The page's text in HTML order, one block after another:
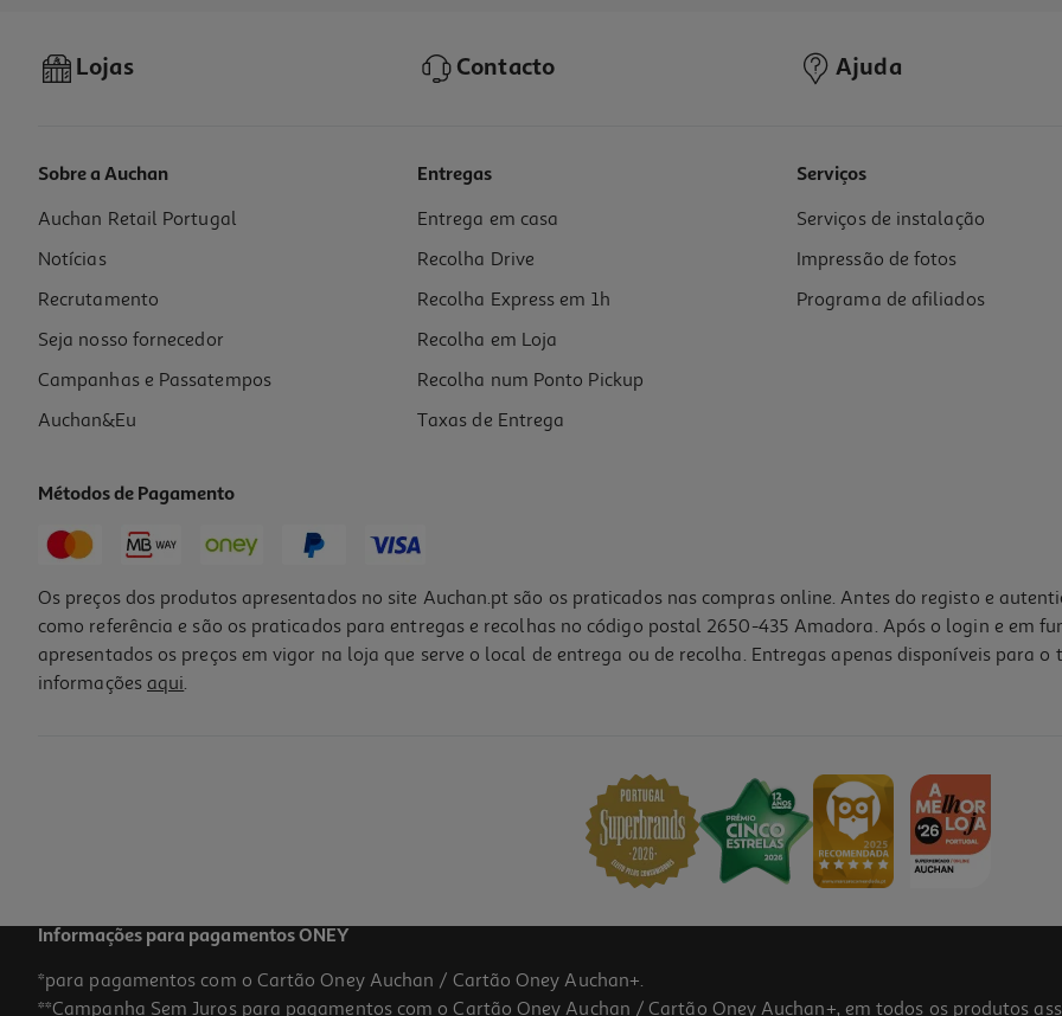
Auriculares Tws Half In Ear Qilive Q1468 Verde
14.99 €/un
14,99 €
Lojas Contacto Ajuda
Sobre a Auchan
Auchan Retail Portugal
Notícias
Recrutamento
Seja nosso fornecedor
Campanhas e Passatempos
Auchan&Eu
Entregas
Entrega em casa
Recolha Drive
Recolha Express em 1h
Recolha em Loja
Recolha num Ponto Pickup
Taxas de Entrega
Serviços
Serviços de instalação
Impressão de fotos
Programa de afiliados
Métodos de Pagamento
Os preços dos produtos apresentados no site Auchan.pt são os praticados nas compras online. Antes do registo e
como referência e são os praticados para entregas e recolhas no código postal 2650-435 Amadora. Após o login e em
apresentados os preços em vigor na loja que serve o local de entrega ou de recolha. Entregas apenas disponíveis para
informações aqui.
Informações para pagamentos ONEY
*para pagamentos com o Cartão Oney Auchan / Cartão Oney Auchan+.
**Campanha Sem Juros para pagamentos com o Cartão Oney Auchan / Cartão Oney Auchan+, em todos os produtos